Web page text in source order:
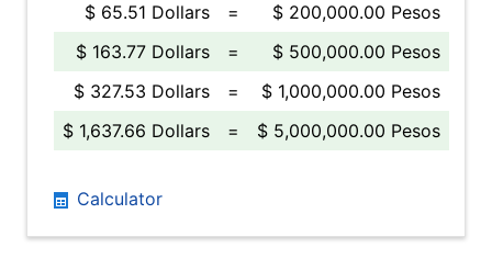
$ 65.51 Dollars
=
$ 200,000.00 Pesos
$ 163.77 Dollars
=
$ 500,000.00 Pesos
$ 327.53 Dollars
=
$ 1,000,000.00 Pesos
$ 1,637.66 Dollars
= $ 5,000,000.00 Pesos
Calculator